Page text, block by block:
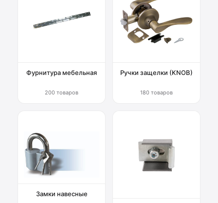
Фурнитура мебельная
200 товаров
Ручки защелки (KNOB)
180 товаров
Замки навесные